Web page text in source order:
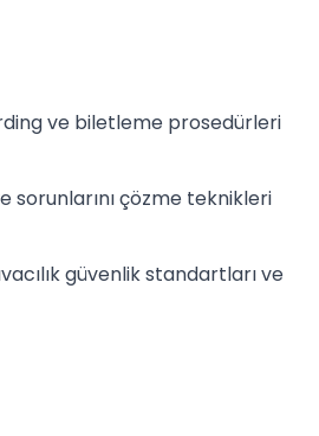
ve biletleme prosedürleri
sorunlarını çözme teknikleri
güvenlik standartları ve